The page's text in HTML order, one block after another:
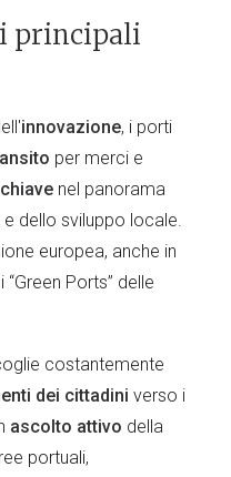
principali
innovazione, i porti
per merci e
nel panorama
dello sviluppo locale.
europea, anche in
Ports” delle
costantemente
dei cittadini verso i
ascolto attivo della
portuali,